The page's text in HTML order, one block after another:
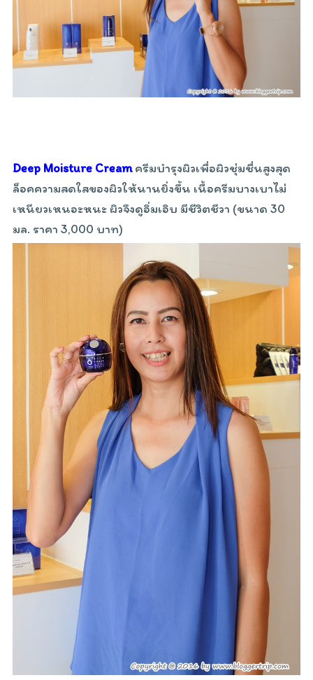
Deep Moisture Creamครีมบำรุงผิวเพื่อผิวชุ่มชื่นสูงสุด
ล็อคความสดใสของผิวให้นานยิ่งขึ้น เนื้อครีมบางเบาไม่
เหนียวเหนอะหนะ ผิวจึงดูอิ่มเอิบ มีชีวิตชีวา (ขนาด 30
มล. ราคา 3,000 บาท)